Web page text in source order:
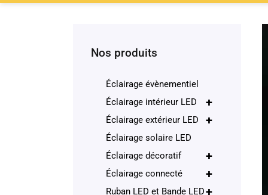
Nos produits
Éclairage évènementiel
+
Éclairage intérieur LED
+
Éclairage extérieur LED
Éclairage solaire LED
+
Éclairage décoratif
+
Éclairage connecté
+
Ruban LED et Bande LED